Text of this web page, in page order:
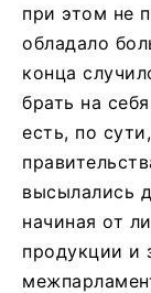
при этом не
обладало
конца
брать на
есть, по
высылались
начиная от
продукции и